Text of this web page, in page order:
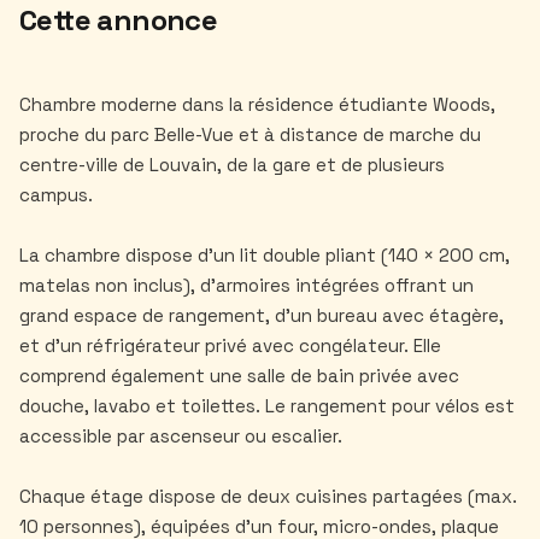
Cette annonce
Chambre moderne dans la résidence étudiante Woods,
proche du parc Belle-Vue et à distance de marche du
centre-ville de Louvain, de la gare et de plusieurs
campus.
La chambre dispose d'un lit double pliant (140 × 200 cm,
matelas non inclus), d'armoires intégrées offrant un
grand espace de rangement, d'un bureau avec étagère,
et d'un réfrigérateur privé avec congélateur. Elle
comprend également une salle de bain privée avec
douche, lavabo et toilettes. Le rangement pour vélos est
accessible par ascenseur ou escalier.
Chaque étage dispose de deux cuisines partagées (max.
10 personnes), équipées d'un four, micro-ondes, plaque